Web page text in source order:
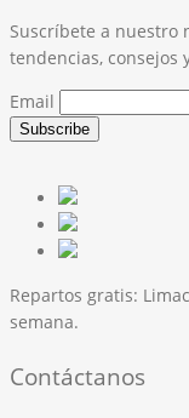
Suscríbete a nuestro
tendencias, consejos
Email
Repartos gratis:
semana.
Contáctanos